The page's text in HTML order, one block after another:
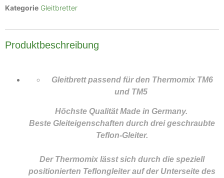
Kategorie Gleitbretter
Produktbeschreibung
Gleitbrett passend für den Thermomix TM6
und TM5
Höchste Qualität Made in Germany.
Beste Gleiteigenschaften durch drei geschraubte
Teflon-Gleiter.
Der Thermomix lässt sich durch die speziell
positionierten Teflongleiter auf der Unterseite des